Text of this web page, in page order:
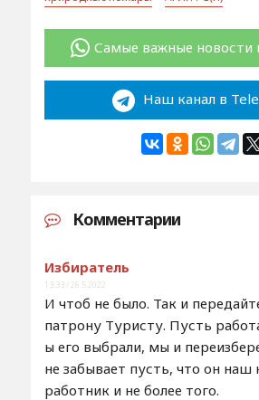
Самые важные новости
Наш канал в
Комментарии
Избиратель
13:33 / 26.5.2022
И чтоб не было. Так и
патрону Туристу. Пусть
ы его выбрали, мы и
не забывает пусть, что он наш
работник и не более того.